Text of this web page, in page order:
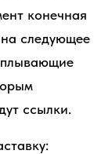
конечная
следующее
ссылки.